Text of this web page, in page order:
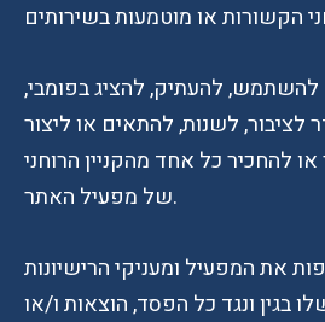
להעתיק, להציג בפומבי,
לשנות, להתאים או ליצור
או להחכיר כל אחד מהקניין הרוחני
של מפעיל האתר.
את המפעיל ומעניקי הרישיונות
בגין ונגד כל הפסד, הוצאות ו/או